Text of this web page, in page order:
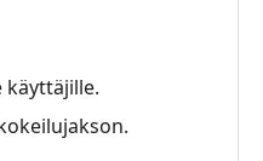
käyttäjille.